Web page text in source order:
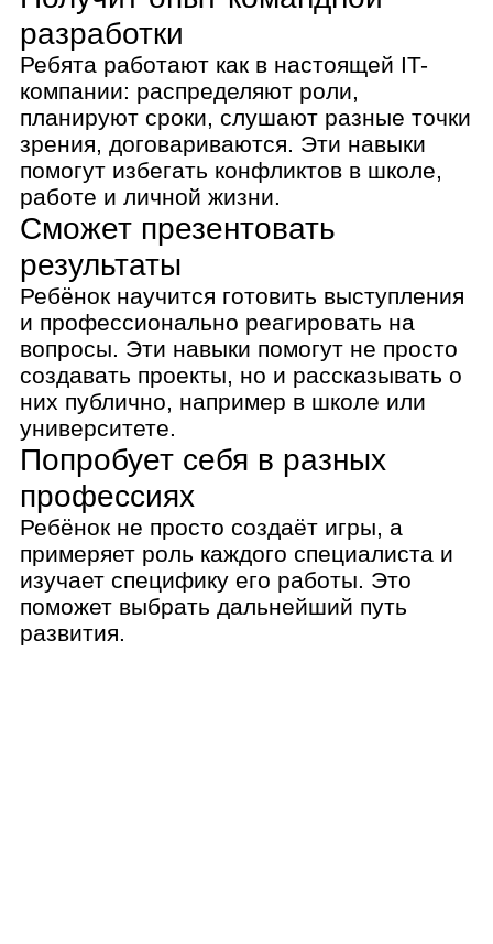
Попробует себя в разных
профессиях
Ребёнок не просто создаёт игры, а
примеряет роль каждого специалиста и
изучает специфику его работы. Это
поможет выбрать дальнейший путь
развития.